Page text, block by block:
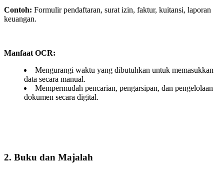
Contoh: Formulir pendaftaran, surat izin, faktur, kuitansi, laporan
keuangan.
Manfaat OCR:
Mengurangi waktu yang dibutuhkan untuk memasukkan
data secara manual.
Mempermudah pencarian, pengarsipan, dan pengelolaan
dokumen secara digital.
2. Buku dan Majalah